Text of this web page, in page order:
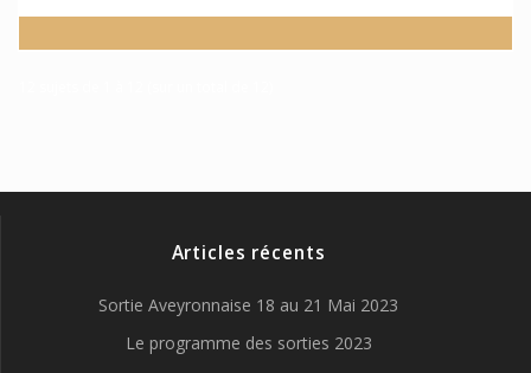
Articles récents
Sortie Aveyronnaise 18 au 21 Mai 2023
Le programme des sorties 2023